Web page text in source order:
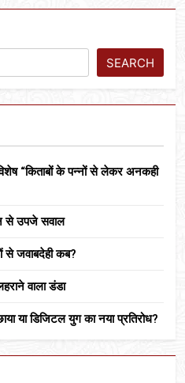
SEARCH
“किताबों के पन्नों से लेकर अनकही
से उपजे सवाल
से जवाबदेही कब?
वाला डंडा
या डिजिटल युग का नया प्रतिरोध?